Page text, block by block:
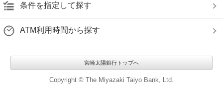
条件を指定して探す
ATM利用時間から探す
宮崎太陽銀行トップへ
Copyright © The Miyazaki Taiyo Bank, Ltd.